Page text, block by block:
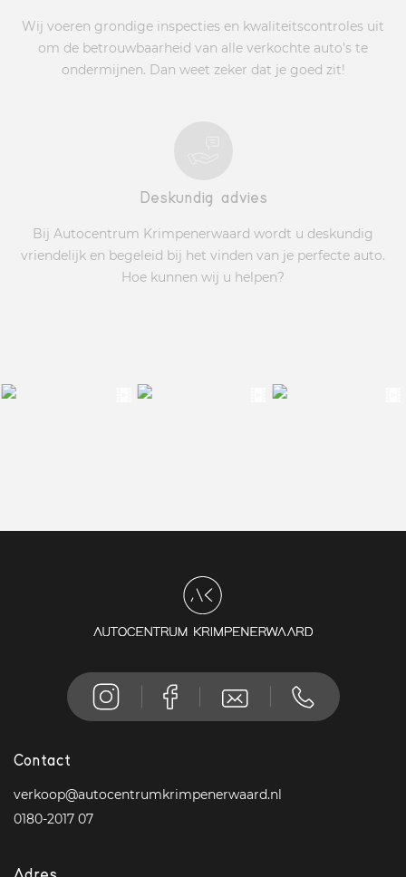
Wij voeren grondige inspecties en kwaliteitscontroles uit
om de betrouwbaarheid van alle verkochte auto's te
ondermijnen. Dan weet zeker dat je goed zit!
Deskundig advies
Bij Autocentrum Krimpenerwaard wordt u deskundig
vriendelijk en begeleid bij het vinden van je perfecte auto.
Hoe kunnen wij u helpen?
Contact
verkoop@autocentrumkrimpenerwaard.nl
0180-2017 07